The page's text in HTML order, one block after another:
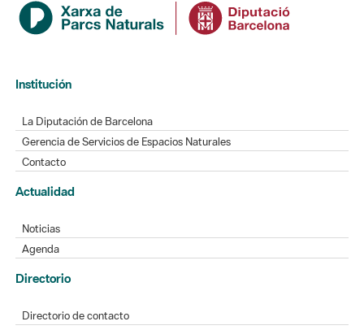
Institución
La Diputación de Barcelona
Gerencia de Servicios de Espacios Naturales
Contacto
Actualidad
Noticias
Agenda
Directorio
Directorio de contacto